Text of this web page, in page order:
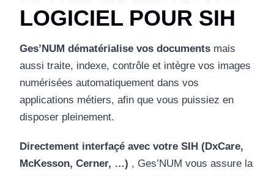
LOGICIEL POUR SIH
Ges’NUM dématérialise vos documents mais
aussi traite, indexe, contrôle et intègre vos images
numérisées automatiquement dans vos
applications métiers, afin que vous puissiez en
disposer pleinement.
Directement interfaçé avec votre SIH (DxCare,
McKesson, Cerner, …) , Ges’NUM vous assure la